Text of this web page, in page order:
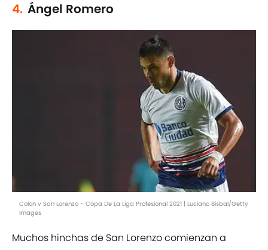
4. Ángel Romero
Colon v San Lorenzo - Copa De La Liga Profesional 2021 | Luciano Bisbal/Getty
Images
Muchos hinchas de San Lorenzo comienzan a